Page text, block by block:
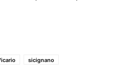
sicignano